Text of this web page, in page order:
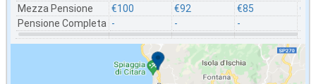
Mezza Pensione
Pensione Completa
€100
-
€92
-
€85
-
€95